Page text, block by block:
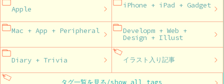
Apple iPhone + iPad + Gadget
Mac + App + Peripheral Developm + Web +
Design + Illust
Diary + Trivia イラスト入り記事